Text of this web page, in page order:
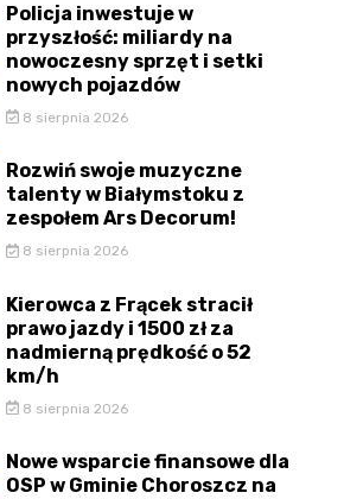
Policja inwestuje w
przyszłość: miliardy na
nowoczesny sprzęt i setki
nowych pojazdów
8 sierpnia 2026
Rozwiń swoje muzyczne
talenty w Białymstoku z
zespołem Ars Decorum!
8 sierpnia 2026
Kierowca z Frącek stracił
prawo jazdy i 1500 zł za
nadmierną prędkość o 52
km/h
8 sierpnia 2026
Nowe wsparcie finansowe dla
OSP w Gminie Choroszcz na